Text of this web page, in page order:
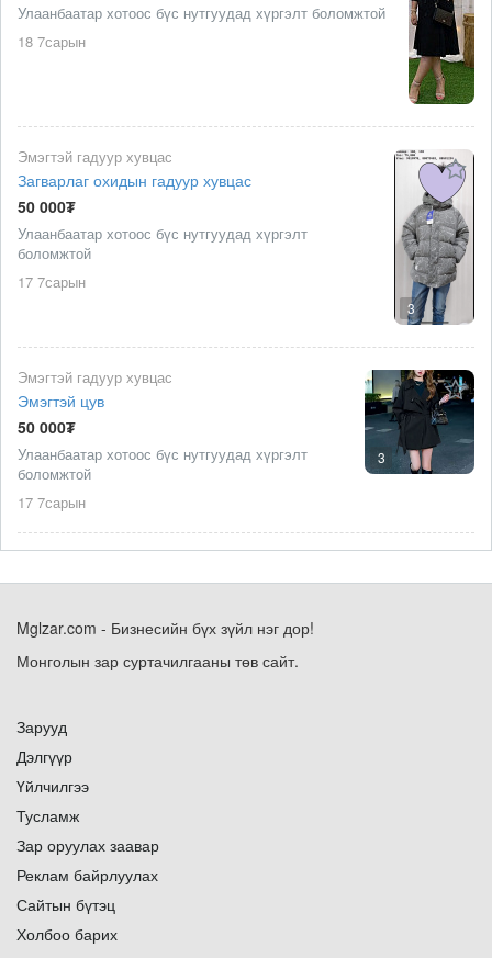
Улаанбаатар хотоос бүс нутгуудад хүргэлт боломжтой
18 7сарын
3
Эмэгтэй гадуур хувцас
Загварлаг охидын гадуур хувцас
50 000₮
Улаанбаатар хотоос бүс нутгуудад хүргэлт
боломжтой
17 7сарын
3
Эмэгтэй гадуур хувцас
Эмэгтэй цув
50 000₮
Улаанбаатар хотоос бүс нутгуудад хүргэлт
боломжтой
17 7сарын
Mglzar.com - Бизнесийн бүх зүйл нэг дор!
Монголын зар суртачилгааны төв сайт.
Зарууд
Дэлгүүр
Үйлчилгээ
Тусламж
Зар оруулах заавар
Реклам байрлуулах
Сайтын бүтэц
Холбоо барих